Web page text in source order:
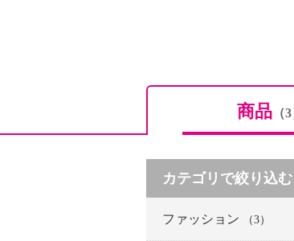
商品 （3
カテゴリで絞り込む
ファッション （3）